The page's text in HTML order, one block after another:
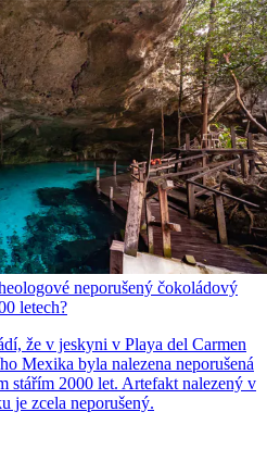
neporušený čokoládový
letech?
že v jeskyni v Playa del Carmen
Mexika byla nalezena neporušená
stářím 2000 let. Artefakt nalezený v
je zcela neporušený.